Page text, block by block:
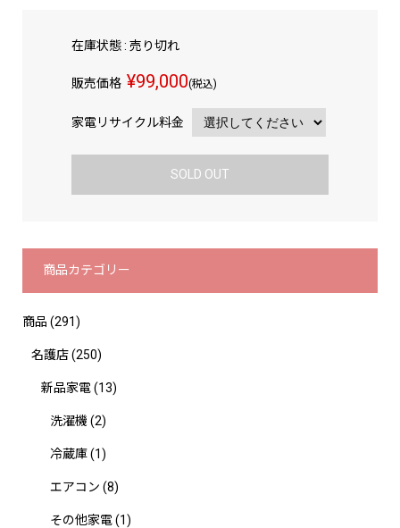
在庫状態 : 売り切れ
販売価格 ¥99,000(税込)
家電リサイクル料金
SOLD OUT
商品カテゴリー
商品 (291)
名護店(250)
新品家電(13)
洗濯機 (2)
冷蔵庫(1)
エアコン (8)
その他家電(1)